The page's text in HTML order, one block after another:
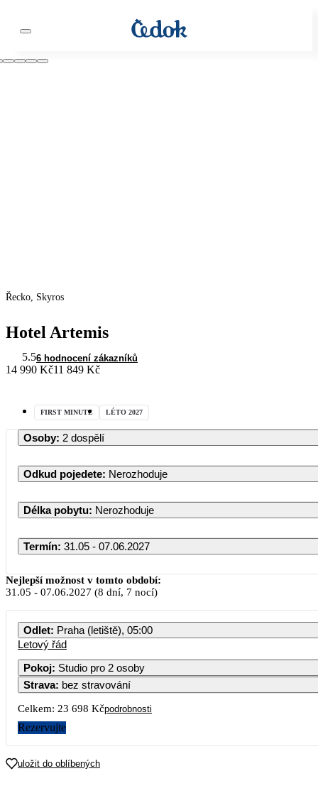
Řecko, Skyros
Hotel Artemis
5.56 hodnocení zákazníků
14 990 Kč11 849 Kč
FIRST MINUTE LÉTO 2027
Osoby: 2 dospělí
Odkud pojedete: Nerozhoduje
Délka pobytu: Nerozhoduje
Termín: 31.05 - 07.06.2027
Květen 2027
PO ÚT ST ČT PÁ SO NE
Nejlepší možnost v tomto období:
31.05 - 07.06.2027 (8 dní, 7 nocí)
Odlet: Praha (letiště), 05:00
Letový řád
Pokoj: Studio pro 2 osoby
Strava: bez stravování
Celkem: 23 698 Kčpodrobnosti
Rezervujte
uložit do oblíbených